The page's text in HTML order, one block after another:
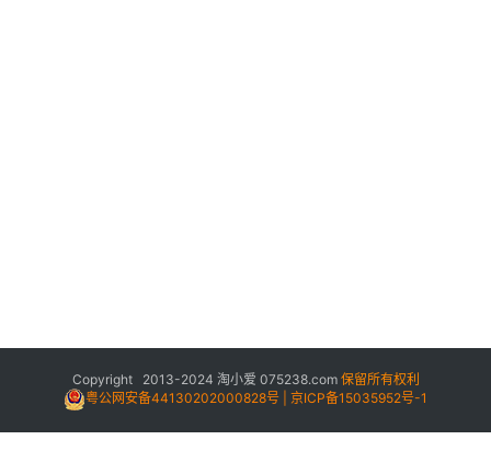
Copyright 2013-2024 淘小爱 075238.com 保留所有权利
粤公网安备44130202000828号 | 京ICP备15035952号-1